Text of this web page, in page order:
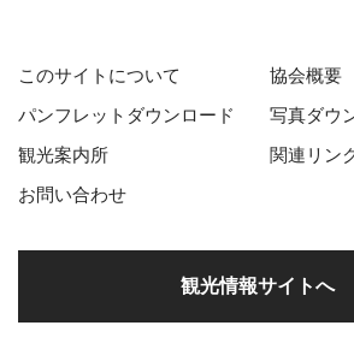
このサイトについて
協会概要
パンフレットダウンロード
写真ダウ
観光案内所
関連リン
お問い合わせ
観光情報サイトへ